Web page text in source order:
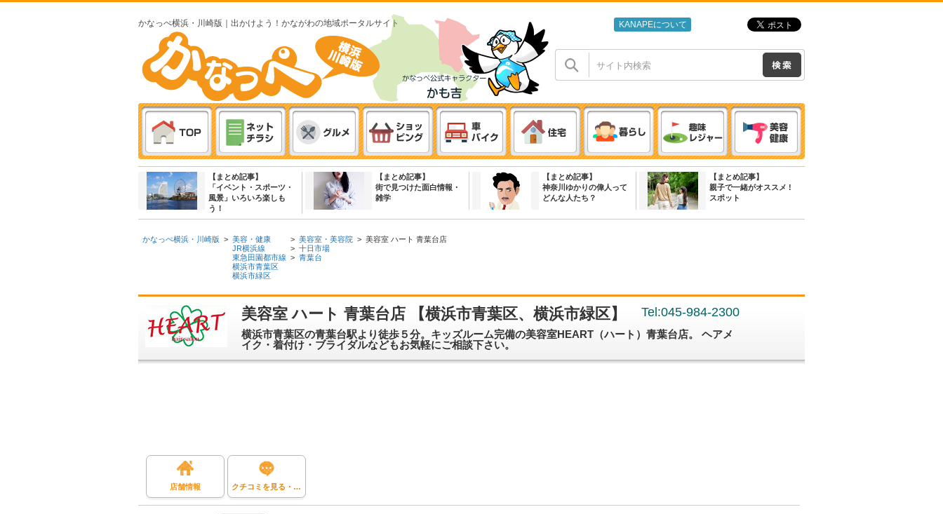
かなっぺ横浜・川崎版｜出かけよう！かながわの地域ポータルサイト KANAPEについて
【まとめ記事】
「イベント・スポーツ・
風景」いろいろ楽しも
う！
【まとめ記事】
街で見つけた面白情報・
雑学
【まとめ記事】
神奈川ゆかりの偉人って
どんな人たち？
【まとめ記事】
親子で一緒がオススメ !
スポット
かなっぺ横浜・川崎版 > 美容・健康
JR横浜線
東急田園都市線
横浜市青葉区
横浜市緑区
> 美容室・美容院
> 十日市場
> 青葉台
> 美容室 ハート 青葉台店
美容室 ハート 青葉台店 【横浜市青葉区、横浜市緑区】 Tel:045-984-2300
横浜市青葉区の青葉台駅より徒歩５分。キッズルーム完備の美容室HEART（ハート）青葉台店。 ヘアメ
イク・着付け・ブライダルなどもお気軽にご相談下さい。
店舗情報 クチコミを見る・投稿する